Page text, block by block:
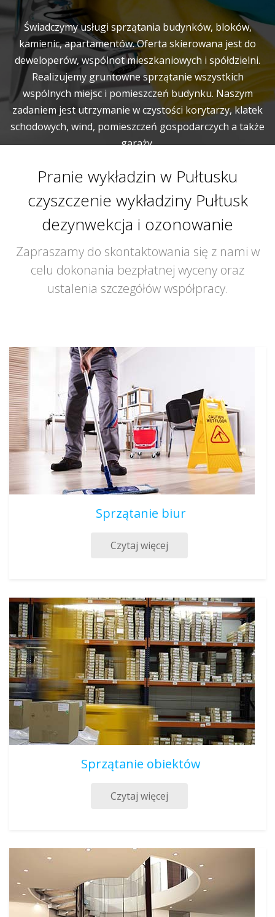
Świadczymy usługi sprzątania budynków, bloków,
kamienic, apartamentów. Oferta skierowana jest do
deweloperów, wspólnot mieszkaniowych i spółdzielni.
Realizujemy gruntowne sprzątanie wszystkich
wspólnych miejsc i pomieszczeń budynku. Naszym
zadaniem jest utrzymanie w czystości korytarzy, klatek
schodowych, wind, pomieszczeń gospodarczych a także
garaży.
Pranie wykładzin w Pułtusku
czyszczenie wykładziny Pułtusk
dezynwekcja i ozonowanie
Zapraszamy do skontaktowania się z nami w
celu dokonania bezpłatnej wyceny oraz
ustalenia szczegółów współpracy.
Sprzątanie biur
Czytaj więcej
Sprzątanie obiektów
Czytaj więcej